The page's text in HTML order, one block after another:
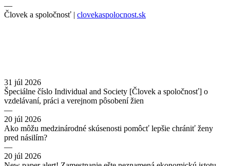
—
Človek a spoločnosť | clovekaspolocnost.sk
31 júl 2026
Špeciálne číslo Individual and Society [Človek a spoločnosť] o
vzdelávaní, práci a verejnom pôsobení žien
—
20 júl 2026
Ako môžu medzinárodné skúsenosti pomôcť lepšie chrániť ženy
pred násilím?
—
20 júl 2026